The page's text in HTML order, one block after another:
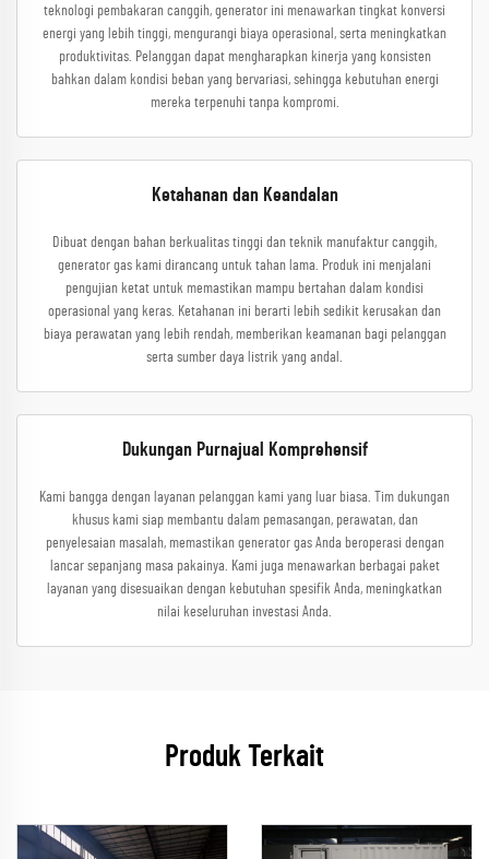
teknologi pembakaran canggih, generator ini menawarkan tingkat konversi
energi yang lebih tinggi, mengurangi biaya operasional, serta meningkatkan
produktivitas. Pelanggan dapat mengharapkan kinerja yang konsisten
bahkan dalam kondisi beban yang bervariasi, sehingga kebutuhan energi
mereka terpenuhi tanpa kompromi.
Ketahanan dan Keandalan
Dibuat dengan bahan berkualitas tinggi dan teknik manufaktur canggih,
generator gas kami dirancang untuk tahan lama. Produk ini menjalani
pengujian ketat untuk memastikan mampu bertahan dalam kondisi
operasional yang keras. Ketahanan ini berarti lebih sedikit kerusakan dan
biaya perawatan yang lebih rendah, memberikan keamanan bagi pelanggan
serta sumber daya listrik yang andal.
Dukungan Purnajual Komprehensif
Kami bangga dengan layanan pelanggan kami yang luar biasa. Tim dukungan
khusus kami siap membantu dalam pemasangan, perawatan, dan
penyelesaian masalah, memastikan generator gas Anda beroperasi dengan
lancar sepanjang masa pakainya. Kami juga menawarkan berbagai paket
layanan yang disesuaikan dengan kebutuhan spesifik Anda, meningkatkan
nilai keseluruhan investasi Anda.
Produk Terkait